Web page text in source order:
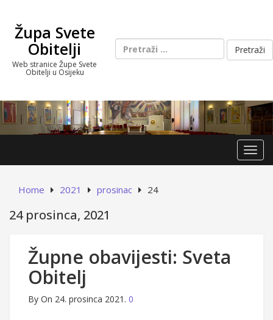
contentŽupa Svete
Obitelji
Web stranice Župe Svete
Obitelji u Osijeku
Pretraži:
Home 2021 prosinac 24
24 prosinca, 2021
Župne obavijesti: Sveta
Obitelj
By On 24. prosinca 2021. 0